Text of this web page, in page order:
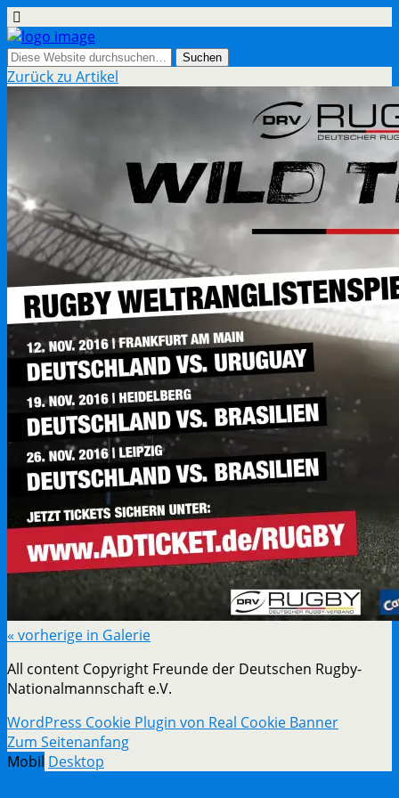
Zurück zu Artikel
« vorherige in Galerie
All content Copyright Freunde der Deutschen Rugby-
Nationalmannschaft e.V.
WordPress Cookie Plugin von Real Cookie Banner
Zum Seitenanfang
Mobil Desktop